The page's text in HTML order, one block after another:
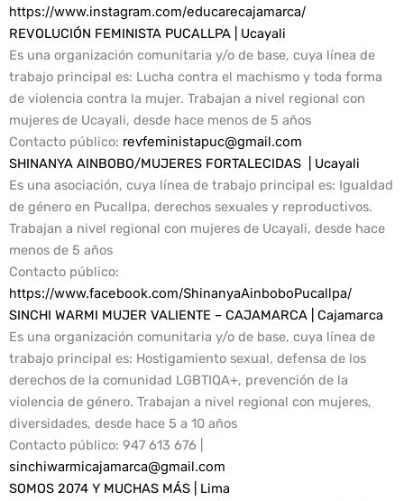
https://www.instagram.com/educarecajamarca/
REVOLUCIÓN FEMINISTA PUCALLPA | Ucayali
Es una organización comunitaria y/o de base, cuya línea de
trabajo principal es: Lucha contra el machismo y toda forma
de violencia contra la mujer. Trabajan a nivel regional con
mujeres de Ucayali, desde hace menos de 5 años
Contacto público: revfeministapuc@gmail.com
SHINANYA AINBOBO/MUJERES FORTALECIDAS | Ucayali
Es una asociación, cuya línea de trabajo principal es: Igualdad
de género en Pucallpa, derechos sexuales y reproductivos.
Trabajan a nivel regional con mujeres de Ucayali, desde hace
menos de 5 años
Contacto público:
https://www.facebook.com/ShinanyaAinboboPucallpa/
SINCHI WARMI MUJER VALIENTE – CAJAMARCA | Cajamarca
Es una organización comunitaria y/o de base, cuya línea de
trabajo principal es: Hostigamiento sexual, defensa de los
derechos de la comunidad LGBTIQA+, prevención de la
violencia de género. Trabajan a nivel regional con mujeres,
diversidades, desde hace 5 a 10 años
Contacto público: 947 613 676 |
sinchiwarmicajamarca@gmail.com
SOMOS 2074 Y MUCHAS MÁS | Lima